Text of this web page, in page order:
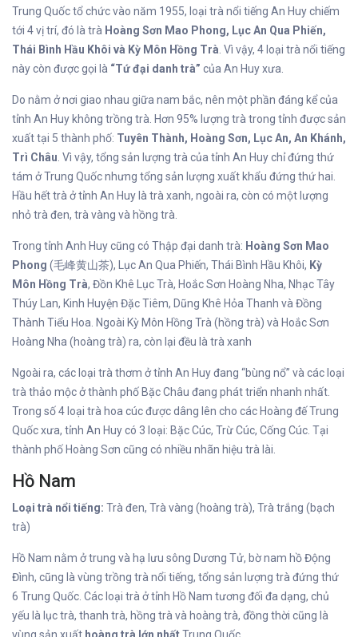
Trung Quốc tổ chức vào năm 1955, loại trà nổi tiếng An Huy chiếm
tới 4 vị trí, đó là trà Hoàng Sơn Mao Phong, Lục An Qua Phiến,
Thái Bình Hầu Khôi và Kỳ Môn Hồng Trà. Vì vậy, 4 loại trà nổi tiếng
này còn được gọi là “Tứ đại danh trà” của An Huy xưa.
Do nằm ở nơi giao nhau giữa nam bắc, nên một phần đáng kể của
tỉnh An Huy không trồng trà. Hơn 95% lượng trà trong tỉnh được sản
xuất tại 5 thành phố: Tuyên Thành, Hoàng Sơn, Lục An, An Khánh,
Trì Châu. Vì vậy, tổng sản lượng trà của tỉnh An Huy chỉ đứng thứ
tám ở Trung Quốc nhưng tổng sản lượng xuất khẩu đứng thứ hai.
Hầu hết trà ở tỉnh An Huy là trà xanh, ngoài ra, còn có một lượng
nhỏ trà đen, trà vàng và hồng trà.
Trong tỉnh Anh Huy cũng có Thập đại danh trà: Hoàng Sơn Mao
Phong (毛峰黄山茶), Lục An Qua Phiến, Thái Bình Hầu Khôi, Kỳ
Môn Hồng Trà, Đồn Khê Lục Trà, Hoắc Sơn Hoàng Nha, Nhạc Tây
Thúy Lan, Kinh Huyện Đặc Tiêm, Dũng Khê Hỏa Thanh và Đồng
Thành Tiểu Hoa. Ngoài Kỳ Môn Hồng Trà (hồng trà) và Hoắc Sơn
Hoàng Nha (hoàng trà) ra, còn lại đều là trà xanh
Ngoài ra, các loại trà thơm ở tỉnh An Huy đang “bùng nổ” và các loại
trà thảo mộc ở thành phố Bặc Châu đang phát triển nhanh nhất.
Trong số 4 loại trà hoa cúc được dâng lên cho các Hoàng đế Trung
Quốc xưa, tỉnh An Huy có 3 loại: Bặc Cúc, Trừ Cúc, Cống Cúc. Tại
thành phố Hoàng Sơn cũng có nhiều nhãn hiệu trà lài.
Hồ Nam
Loại trà nổi tiếng: Trà đen, Trà vàng (hoàng trà), Trà trắng (bạch
trà)
Hồ Nam nằm ở trung và hạ lưu sông Dương Tử, bờ nam hồ Động
Đình, cũng là vùng trồng trà nổi tiếng, tổng sản lượng trà đứng thứ
6 Trung Quốc. Các loại trà ở tỉnh Hồ Nam tương đối đa dạng, chủ
yếu là lục trà, thanh trà, hồng trà và hoàng trà, đồng thời cũng là